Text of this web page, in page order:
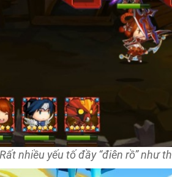
Rất nhiều yếu tố đầy “điên rồ” như